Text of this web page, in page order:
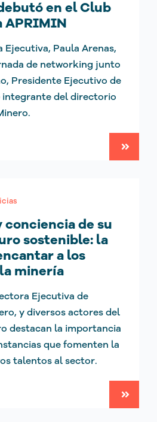
en el Club
APRIMIN
Paula Arenas,
de networking junto
Presidente Ejecutivo de
integrante del directorio
de su
sostenible: la
a los
minería
Ejecutiva de
y diversos actores del
destacan la importancia
que fomenten la
talentos al sector.